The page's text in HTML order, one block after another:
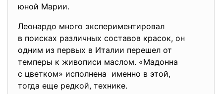
юной Марии.
Леонардо много экспериментировал
в поисках различных составов красок, он
одним из первых в Италии перешел от
темперы к живописи маслом. «Мадонна
с цветком» исполнена именно в этой,
тогда еще редкой, технике.